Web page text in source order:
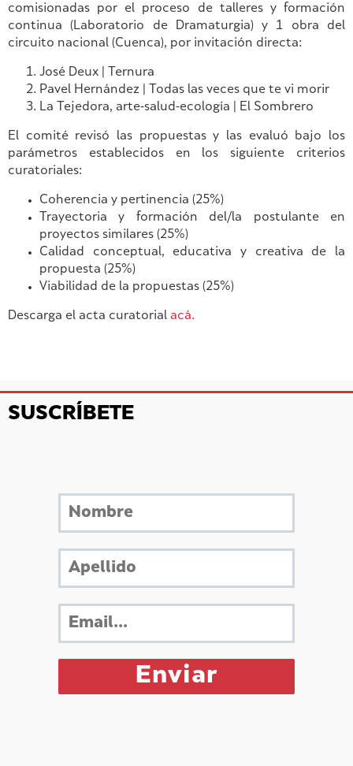
comisionadas por el proceso de talleres y formación
continua (Laboratorio de Dramaturgia) y 1 obra del
circuito nacional (Cuenca), por invitación directa:
José Deux | Ternura
Pavel Hernández | Todas las veces que te vi morir
La Tejedora, arte-salud-ecología | El Sombrero
El comité revisó las propuestas y las evaluó bajo los
parámetros establecidos en los siguiente criterios
curatoriales:
Coherencia y pertinencia (25%)
Trayectoria y formación del/la postulante en
proyectos similares (25%)
Calidad conceptual, educativa y creativa de la
propuesta (25%)
Viabilidad de la propuestas (25%)
Descarga el acta curatorial acá.
SUSCRÍBETE